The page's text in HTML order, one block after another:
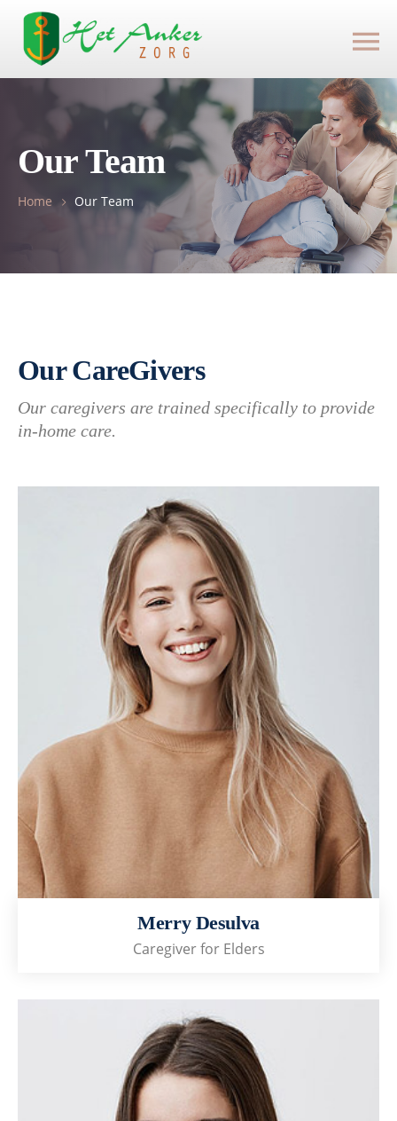
Our Team
Home Our Team
Our CareGivers
Our caregivers are trained specifically to provide
in-home care.
Merry Desulva
Caregiver for Elders